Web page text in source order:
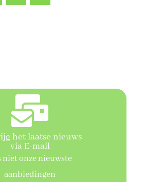
het laatse nieuws
via E-mail
niet onze nieuwste
aanbiedingen